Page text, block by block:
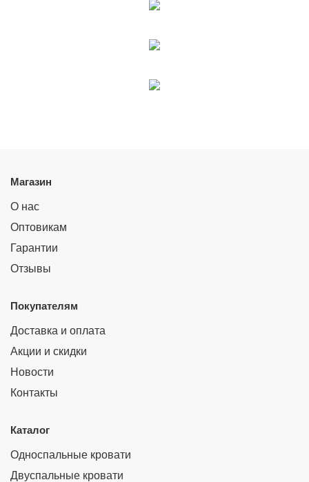
Магазин
О нас
Оптовикам
Гарантии
Отзывы
Покупателям
Доставка и оплата
Акции и скидки
Новости
Контакты
Каталог
Односпальные кровати
Двуспальные кровати